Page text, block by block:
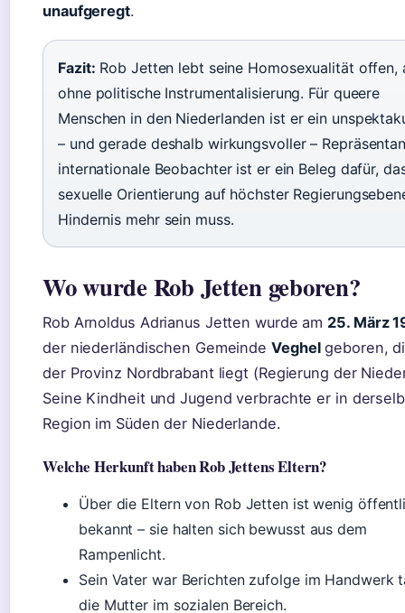
unaufgeregt.
Fazit: Rob Jetten lebt seine Homosexualität offen,
ohne politische Instrumentalisierung. Für queere
Menschen in den Niederlanden ist er ein
– und gerade deshalb wirkungsvoller –
internationale Beobachter ist er ein Beleg dafür,
sexuelle Orientierung auf höchster
Hindernis mehr sein muss.
Wo wurde Rob Jetten geboren?
Rob Arnoldus Adrianus Jetten wurde am 25. März
der niederländischen Gemeinde Veghelgeboren,
der Provinz Nordbrabant liegt (Regierung der
Seine Kindheit und Jugend verbrachte er in
Region im Süden der Niederlande.
Welche Herkunft haben Rob Jettens Eltern?
Über die Eltern von Rob Jetten ist wenig
bekannt – sie halten sich bewusst aus dem
Rampenlicht.
Sein Vater war Berichten zufolge im Handwerk
die Mutter im sozialen Bereich.